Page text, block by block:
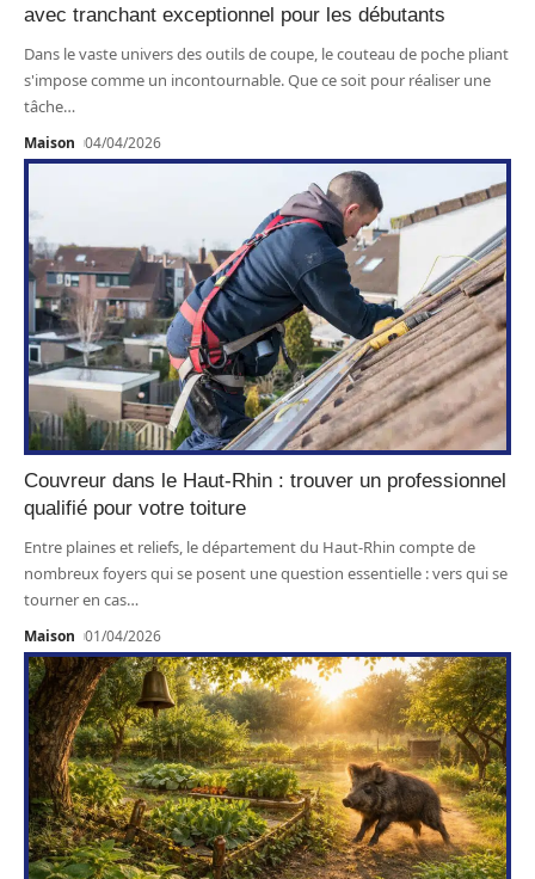
avec tranchant exceptionnel pour les débutants
Dans le vaste univers des outils de coupe, le couteau de poche pliant
s'impose comme un incontournable. Que ce soit pour réaliser une
tâche…
Maison 04/04/2026
Couvreur dans le Haut-Rhin : trouver un professionnel
qualifié pour votre toiture
Entre plaines et reliefs, le département du Haut-Rhin compte de
nombreux foyers qui se posent une question essentielle : vers qui se
tourner en cas…
Maison 01/04/2026